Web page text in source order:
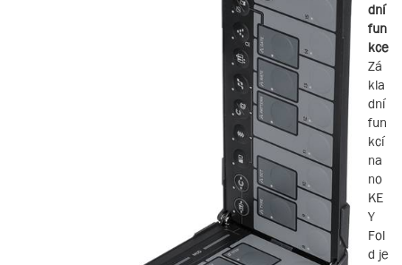
dní
fun
kce
Zá
kla
dní
fun
kcí
na
no
KE
Y
Fol
d je